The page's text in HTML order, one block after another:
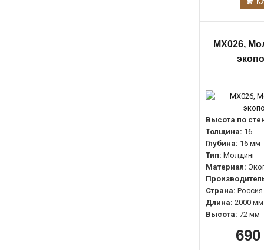
MX026,
Высота по
Толщина: 16
Глубина: 16 мм
Тип: Молдинг
Материал:
Страна: Россия
Длина: 2000 мм
Высота: 72 мм